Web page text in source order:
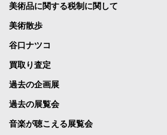
美術品に関する税制に関して
美術散歩
谷口ナツコ
買取り査定
過去の企画展
過去の展覧会
音楽が聴こえる展覧会